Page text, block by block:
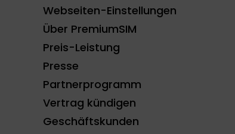
Webseiten-Einstellungen
Über PremiumSIM
Preis-Leistung
Presse
Partnerprogramm
Vertrag kündigen
Geschäftskunden